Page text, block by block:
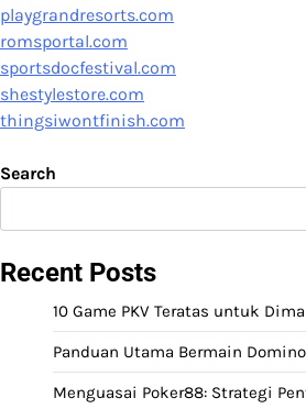
playgrandresorts.com
romsportal.com
sportsdocfestival.com
shestylestore.com
thingsiwontfinish.com
Search
Recent Posts
10 Game PKV Teratas untuk
Panduan Utama Bermain
Menguasai Poker88: Strategi